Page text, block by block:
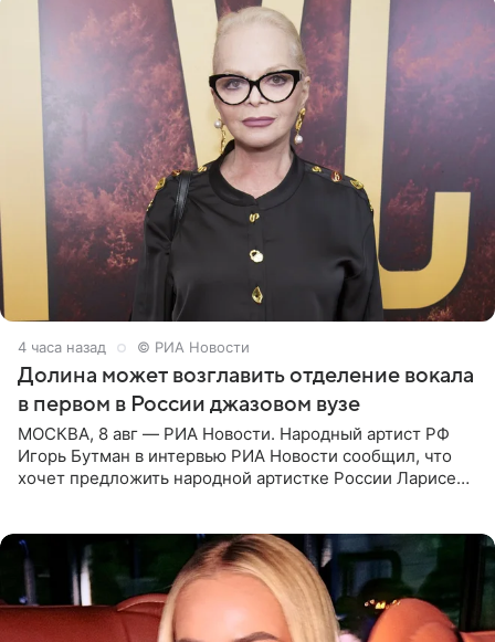
4 часа назад © РИА Новости
Долина может возглавить отделение вокала
в первом в России джазовом вузе
МОСКВА, 8 авг — РИА Новости. Народный артист РФ
Игорь Бутман в интервью РИА Новости сообщил, что
хочет предложить народной артистке России Ларисе